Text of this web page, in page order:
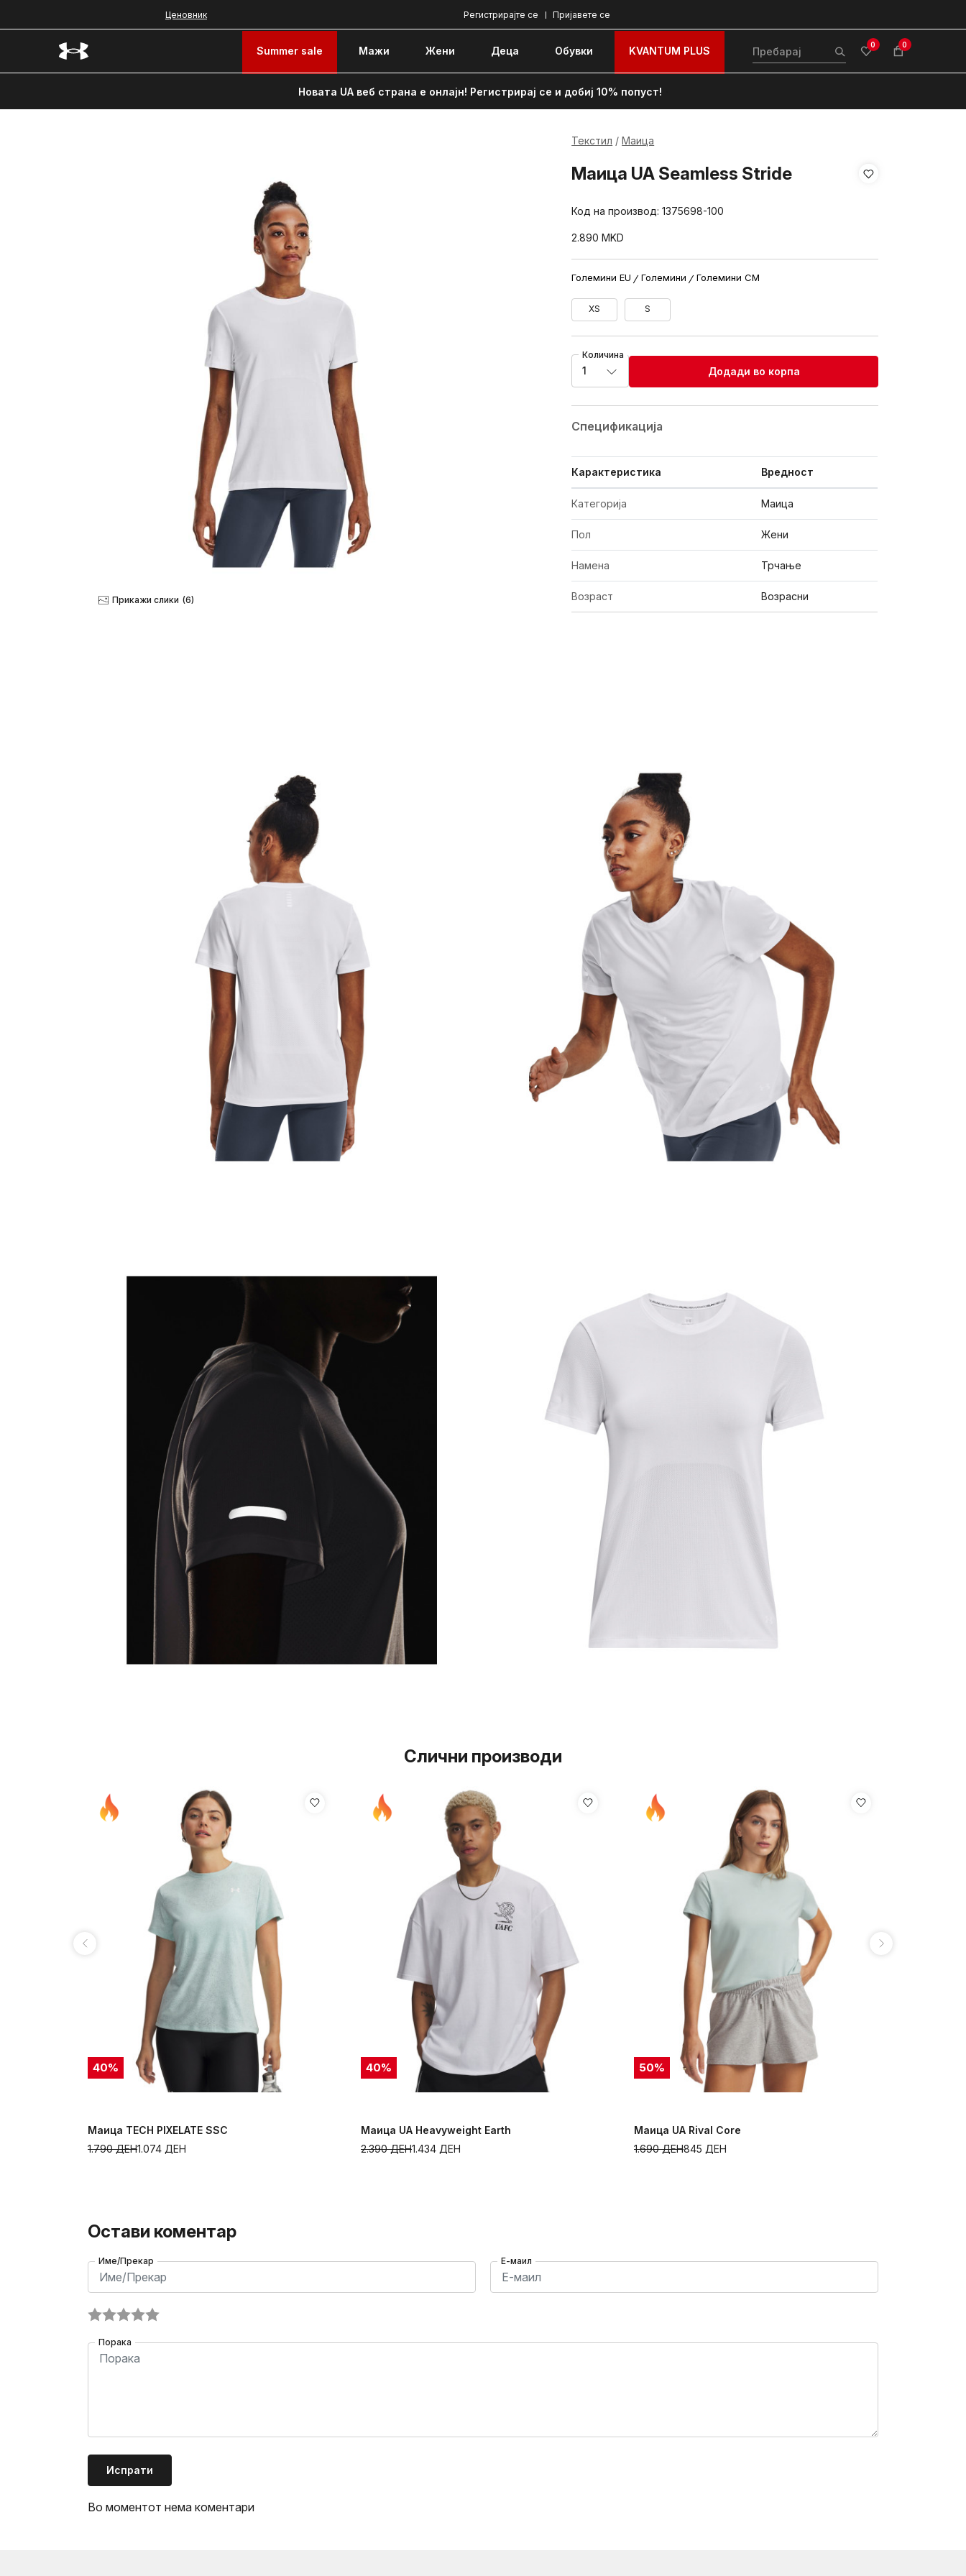
Ценовник Пријавете се
Регистрирајте се
Summer sale Мажи Жени Децa Обувки KVANTUM PLUS 0 0
Новата UA веб страна е онлајн! Регистрирај се и добиј 10% попуст!
Прикажи слики (6)
Текстил Маица
Маица UA Seamless Stride
Код на производ:1375698-100
2.890MKD
Големини EU Големини Големини CM
XS S
Количина
1 Додади во корпа
Спецификацијa
Карактеристика Вредност
Категорија Маица
Пол Жени
Намена Трчање
Возраст Возрасни
Слични производи
40%
Маица TECH PIXELATE SSC
1.074 ДЕН
1.790ДЕН
40%
Маица UA Heavyweight Earth
1.434 ДЕН
2.390ДЕН
50%
Маица UA Rival Core
845 ДЕН
1.690ДЕН
Остави коментар
Име/Прекар Е-маил
Порака
Испрати
Во моментот нема коментари